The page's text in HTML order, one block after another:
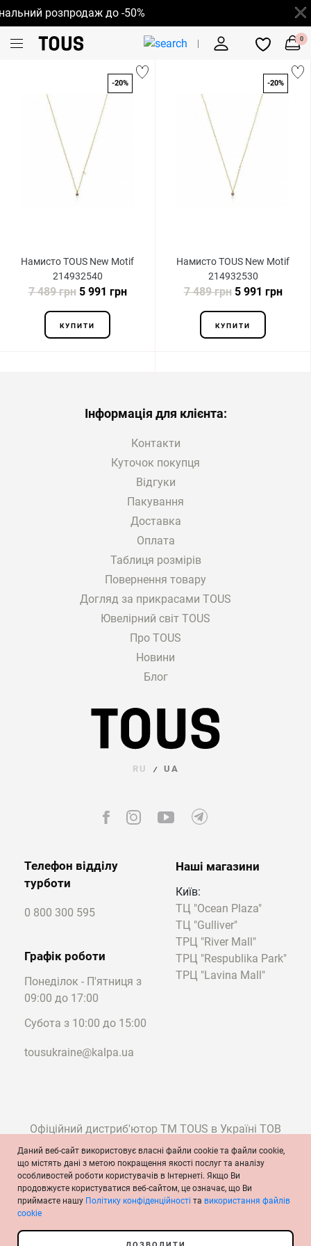
розпродаж до -50%
0
-20%
Намисто TOUS New Motif
214932540
7 489 грн5 991 грн
КУПИТИ
-20%
Намисто TOUS New Motif
214932530
7 489 грн5 991 грн
КУПИТИ
Інформація для клієнта:
Контакти
Куточок покупця
Відгуки
Пакування
Доставка
Оплата
Таблиця розмірів
Повернення товару
Догляд за прикрасами TOUS
Ювелірний світ TOUS
Про TOUS
Новини
Блог
RU / UA
Телефон відділу
турботи
0 800 300 595
Графік роботи
Понеділок - П'ятниця з
09:00 до 17:00
Субота з 10:00 до 15:00
tousukraine@kalpa.ua
Наші магазини
Київ:
ТЦ "Ocean Plaza"
ТЦ "Gulliver"
ТРЦ "River Mall"
ТРЦ "Respublika Park"
ТРЦ "Lavina Mall"
Офіційний дистриб'ютор ТМ TOUS в Україні ТОВ
"Калпа"
© TOUS, ювеліри з 1920 року
Умови та положення
Даний веб-сайт використовує власні файли cookie та файли cookie,
що містять дані з метою покращення якості послуг та аналізу
особливостей роботи користувачів в Інтернеті. Якщо Ви
продовжуєте користуватися веб-сайтом, це означає, що Ви
приймаєте нашу Політику конфіденційності та використання файлів
cookie